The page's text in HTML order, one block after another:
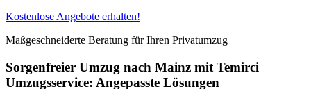
Kostenlose Angebote erhalten!
Maßgeschneiderte Beratung für Ihren Privatumzug
Sorgenfreier Umzug nach Mainz mit Temirci
Umzugsservice: Angepasste Lösungen